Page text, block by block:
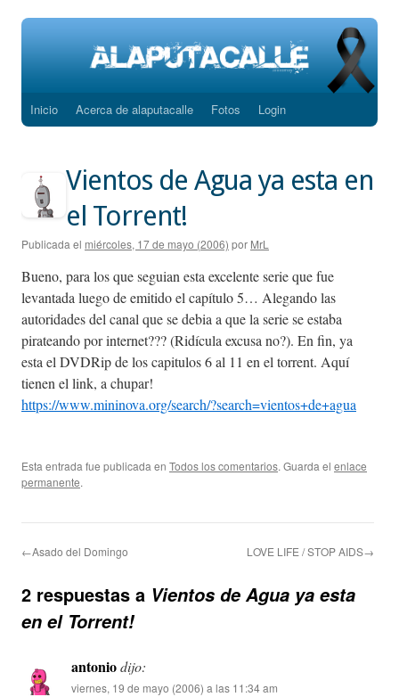
Saltar
contenido
Inicio Acerca de alaputacalle Fotos Login
Vientos de Agua ya esta en
el Torrent!
Publicada el miércoles, 17 de mayo (2006) por MrL
Bueno, para los que seguian esta excelente serie que fue
levantada luego de emitido el capítulo 5… Alegando las
autoridades del canal que se debia a que la serie se estaba
pirateando por internet??? (Ridícula excusa no?). En fin, ya
esta el DVDRip de los capitulos 6 al 11 en el torrent. Aquí
tienen el link, a chupar!
https://www.mininova.org/search/?search=vientos+de+agua
Esta entrada fue publicada en Todos los comentarios. Guarda el enlace
permanente.
←Asado del Domingo LOVE LIFE / STOP AIDS→
2 respuestas a Vientos de Agua ya esta
en el Torrent!
antoniodijo:
viernes, 19 de mayo (2006) a las 11:34 am